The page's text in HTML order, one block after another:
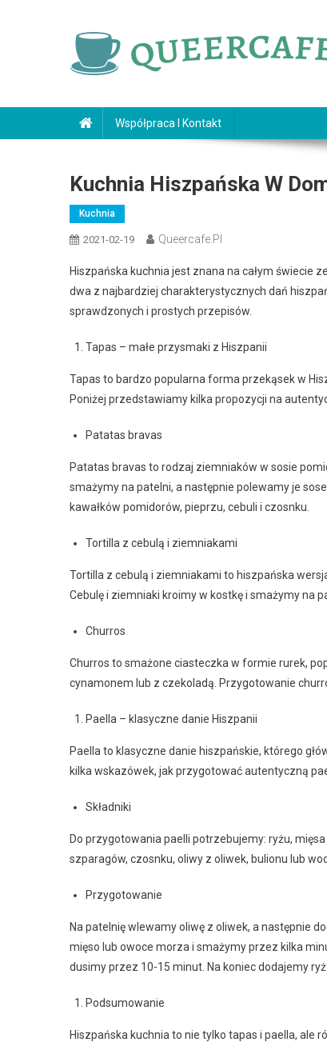
Współpraca I Kontakt
Kuchnia Hiszpańska W
Kuchnia
2021-02-19 Queercafe.pl
Hiszpańska kuchnia jest znana na całym świecie
dwa z najbardziej charakterystycznych dań
sprawdzonych i prostych przepisów.
Tapas – małe przysmaki z Hiszpanii
Tapas to bardzo popularna forma przekąsek w
Poniżej przedstawiamy kilka propozycji na
Patatas bravas
Patatas bravas to rodzaj ziemniaków w sosie
smażymy na patelni, a następnie polewamy je
kawałków pomidorów, pieprzu, cebuli i czosnku.
Tortilla z cebulą i ziemniakami
Tortilla z cebulą i ziemniakami to hiszpańska
Cebulę i ziemniaki kroimy w kostkę i smażymy na
Churros
Churros to smażone ciasteczka w formie rurek,
cynamonem lub z czekoladą. Przygotowanie
Paella – klasyczne danie Hiszpanii
Paella to klasyczne danie hiszpańskie, którego
kilka wskazówek, jak przygotować autentyczną
Składniki
Do przygotowania paelli potrzebujemy: ryżu,
szparagów, czosnku, oliwy z oliwek, bulionu lub
Przygotowanie
Na patelnię wlewamy oliwę z oliwek, a następnie
mięso lub owoce morza i smażymy przez kilka
dusimy przez 10-15 minut. Na koniec dodajemy
Podsumowanie
Hiszpańska kuchnia to nie tylko tapas i paella,